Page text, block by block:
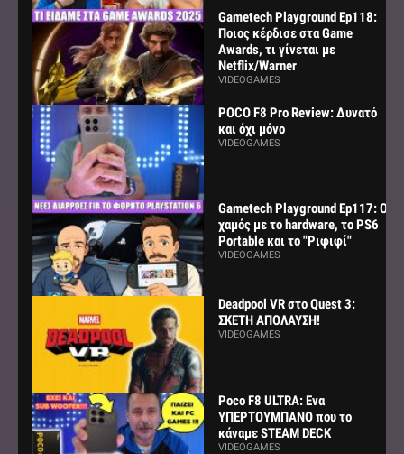
Gametech Playground Ep118:
Ποιος κέρδισε στα Game
Awards, τι γίνεται με
Netflix/Warner
VIDEOGAMES
POCO F8 Pro Review: Δυνατό
και όχι μόνο
VIDEOGAMES
Gametech Playground Ep117: Ο
χαμός με το hardware, το PS6
Portable και το "Ριφιφί"
VIDEOGAMES
Deadpool VR στο Quest 3:
ΣΚΕΤΗ ΑΠΟΛΑΥΣΗ!
VIDEOGAMES
Poco F8 ULTRA: Ενα
ΥΠΕΡΤΟΥΜΠΑΝΟ που το
κάναμε STEAM DECK
VIDEOGAMES